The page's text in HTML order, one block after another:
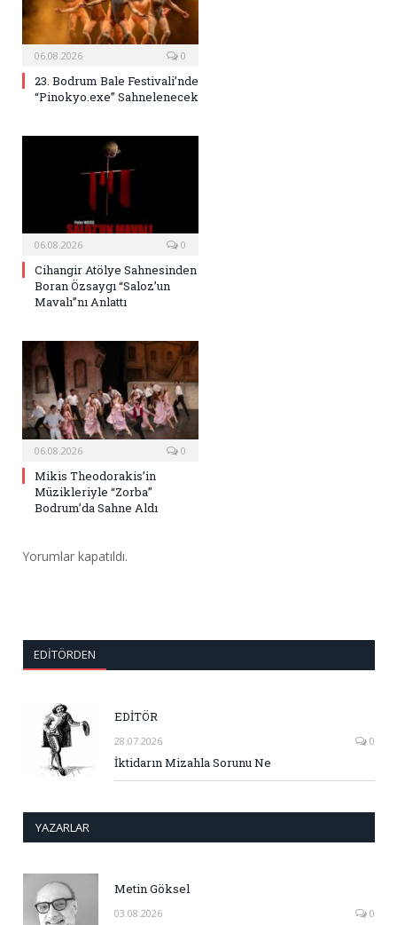
06.08.2026 0
23. Bodrum Bale Festivali’nde
“Pinokyo.exe” Sahnelenecek
06.08.2026 0
Cihangir Atölye Sahnesinden
Boran Özsaygı “Saloz’un
Mavalı”nı Anlattı
06.08.2026 0
Mikis Theodorakis’in
Müzikleriyle “Zorba”
Bodrum’da Sahne Aldı
Yorumlar kapatıldı.
EDITÖRDEN
EDİTÖR
28.07.2026 0
İktidarın Mizahla Sorunu Ne
YAZARLAR
Metin Göksel
03.08.2026 0